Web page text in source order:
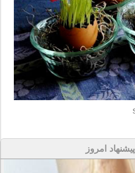
پیشنهاد امروز